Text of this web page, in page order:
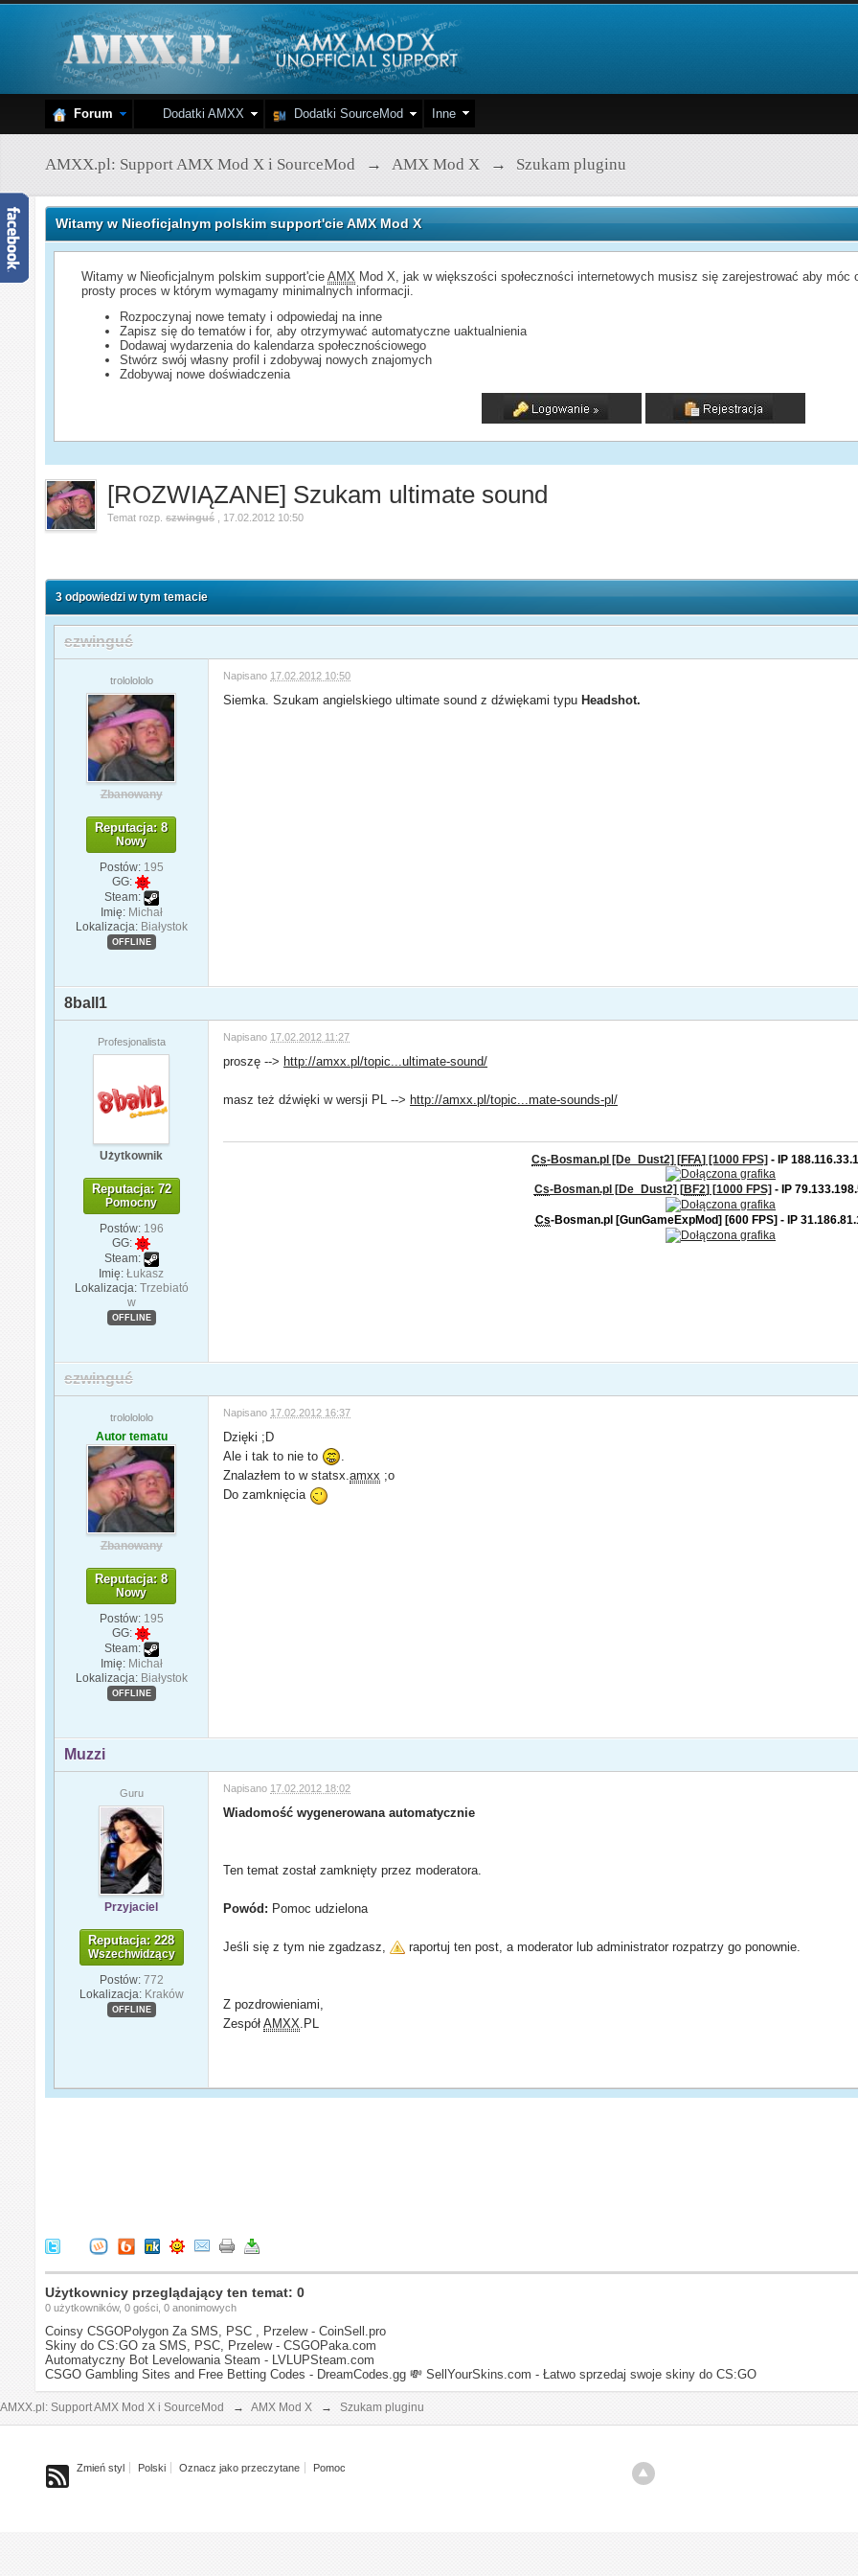
Forum Dodatki AMXX Dodatki SourceMod Inne
AMXX.pl: Support AMX Mod X i SourceMod → AMX Mod X → Szukam pluginu
Witamy w Nieoficjalnym polskim support'cie AMX Mod X
Witamy w Nieoficjalnym polskim support'cieAMX Mod X, jak w większości społeczności internetowych musisz się zarejestrować aby
prosty proces w którym wymagamy minimalnych informacji.
Rozpoczynaj nowe tematy i odpowiedaj na inne
Zapisz się do tematów i for, aby otrzymywać automatyczne uaktualnienia
Dodawaj wydarzenia do kalendarza społecznościowego
Stwórz swój własny profil i zdobywaj nowych znajomych
Zdobywaj nowe doświadczenia
[ROZWIĄZANE] Szukam ultimate sound
Temat rozp.szwinguś 17.02.2012 10:50
3 odpowiedzi w tym temacie
szwinguś
trololololo
Zbanowany
Reputacja: 8
Nowy
Postów: 195
GG:
Steam:
Imię: Michał
Lokalizacja: Białystok
OFFLINE
Napisano 17.02.2012 10:50
Siemka. Szukam angielskiego ultimate sound z dźwiękami typuHeadshot.
8ball1
Profesjonalista
Użytkownik
Reputacja: 72
Pomocny
Postów: 196
GG:
Steam:
Imię: Łukasz
Lokalizacja: Trzebiató
w
OFFLINE
Napisano 17.02.2012 11:27
proszę --> http://amxx.pl/topic...ultimate-sound/
masz też dźwięki w wersji PL --> http://amxx.pl/topic...mate-sounds-pl/
Cs-Bosman.pl [De_Dust2] [FFA] [1000 FPS] - IP
Cs-Bosman.pl [De_Dust2] [BF2] [1000 FPS] - IP
Cs-Bosman.pl [GunGameExpMod] [600 FPS] - IP
szwinguś
trololololo
Autor tematu
Zbanowany
Reputacja: 8
Nowy
Postów: 195
GG:
Steam:
Imię: Michał
Lokalizacja: Białystok
OFFLINE
Napisano 17.02.2012 16:37
Dzięki ;D
Ale i tak to nie to
Znalazłem to w statsx.amxx ;o
Do zamknięcia
Muzzi
Guru
Przyjaciel
Reputacja: 228
Wszechwidzący
Postów: 772
Lokalizacja: Kraków
OFFLINE
Napisano 17.02.2012 18:02
Wiadomość wygenerowana automatycznie
Ten temat został zamknięty przez moderatora.
Powód: Pomoc udzielona
Jeśli się z tym nie zgadzasz, raportuj ten post, a moderator lub administrator rozpatrzy go ponownie.
Z pozdrowieniami,
ZespółAMXX .PL
Użytkownicy przeglądający ten temat: 0
0 użytkowników, 0 gości, 0 anonimowych
Coinsy CSGOPolygon Za SMS, PSC , Przelew - CoinSell.pro
Skiny do CS:GO za SMS, PSC, Przelew - CSGOPaka.com
Automatyczny Bot Levelowania Steam - LVLUPSteam.com
CSGO Gambling Sites and Free Betting Codes - DreamCodes.gg 💸 SellYourSkins.com - Łatwo sprzedaj swoje skiny do CS:GO
AMXX.pl: Support AMX Mod X i SourceMod → AMX Mod X → Szukam pluginu
Zmień styl Polski Oznacz jako przeczytane Pomoc